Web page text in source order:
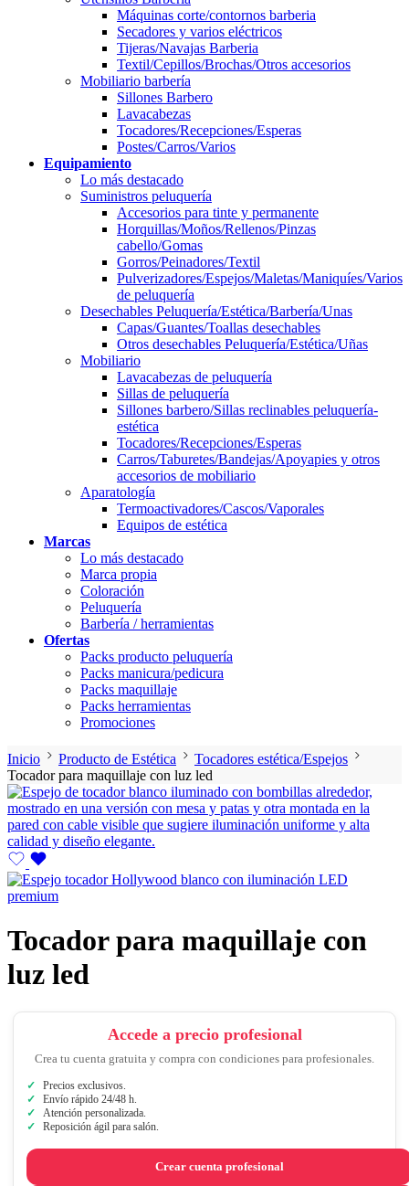
Máquinas corte/contornos barberia
Secadores y varios eléctricos
Tijeras/Navajas Barberia
Textil/Cepillos/Brochas/Otros accesorios
Mobiliario barbería
Sillones Barbero
Lavacabezas
Tocadores/Recepciones/Esperas
Postes/Carros/Varios
Equipamiento
Lo más destacado
Suministros peluquería
Accesorios para tinte y permanente
Horquillas/Moños/Rellenos/Pinzas
cabello/Gomas
Gorros/Peinadores/Textil
Pulverizadores/Espejos/Maletas/Maniquíes/Varios
de peluquería
Desechables Peluquería/Estética/Barbería/Unas
Capas/Guantes/Toallas desechables
Otros desechables Peluquería/Estética/Uñas
Mobiliario
Lavacabezas de peluquería
Sillas de peluquería
Sillones barbero/Sillas reclinables peluquería-
estética
Tocadores/Recepciones/Esperas
Carros/Taburetes/Bandejas/Apoyapies y otros
accesorios de mobiliario
Aparatología
Termoactivadores/Cascos/Vaporales
Equipos de estética
Marcas
Lo más destacado
Marca propia
Coloración
Peluquería
Barbería / herramientas
Ofertas
Packs producto peluquería
Packs manicura/pedicura
Packs maquillaje
Packs herramientas
Promociones
Inicio Producto de Estética
Tocadores estética/Espejos
Tocador para maquillaje con luz led
Tocador para maquillaje con
luz led
Accede a precio profesional
Crea tu cuenta gratuita y compra con condiciones para profesionales.
Precios exclusivos.
Envío rápido 24/48 h.
Atención personalizada.
Reposición ágil para salón.
Crear cuenta profesional